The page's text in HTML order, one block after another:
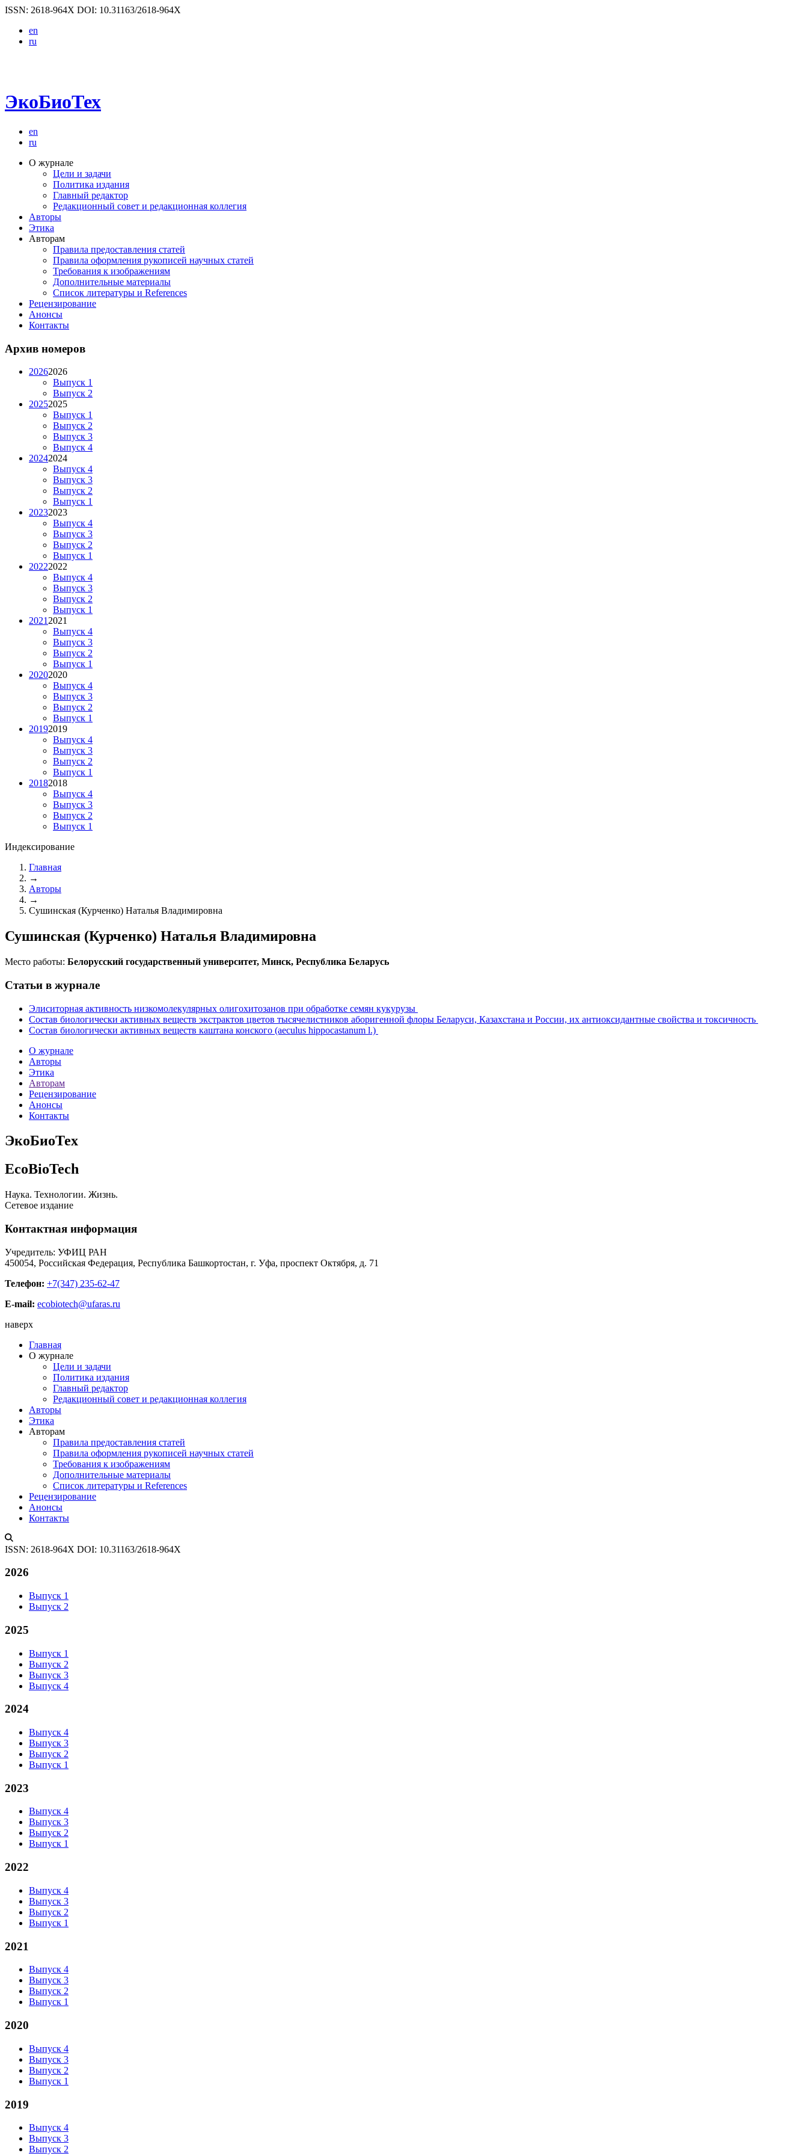
ISSN: 2618-964X DOI: 10.31163/2618-964X
en
ru
ЭкоБиоТех
en
ru
О журнале
Цели и задачи
Политика издания
Главный редактор
Редакционный совет и редакционная коллегия
Авторы
Этика
Авторам
Правила предоставления статей
Правила оформления рукописей научных статей
Требования к изображениям
Дополнительные материалы
Список литературы и References
Рецензирование
Анонсы
Контакты
Архив номеров
20262026
Выпуск 1
Выпуск 2
20252025
Выпуск 1
Выпуск 2
Выпуск 3
Выпуск 4
20242024
Выпуск 4
Выпуск 3
Выпуск 2
Выпуск 1
20232023
Выпуск 4
Выпуск 3
Выпуск 2
Выпуск 1
20222022
Выпуск 4
Выпуск 3
Выпуск 2
Выпуск 1
2021 2021
Выпуск 4
Выпуск 3
Выпуск 2
Выпуск 1
20202020
Выпуск 4
Выпуск 3
Выпуск 2
Выпуск 1
20192019
Выпуск 4
Выпуск 3
Выпуск 2
Выпуск 1
20182018
Выпуск 4
Выпуск 3
Выпуск 2
Выпуск 1
Индексирование
Главная
→
Авторы
→
Сушинская (Курченко) Наталья Владимировна
Сушинская (Курченко) Наталья Владимировна
Место работы: Белорусский государственный университет, Минск, Республика Беларусь
Статьи в журнале
Элиситорная активность низкомолекулярных олигохитозанов при обработке семян кукурузы
Состав биологически активных веществ экстрактов цветов тысячелистников аборигенной флоры Беларуси, Казахстана и России, их антиоксидантные свойства и токсичность
Состав биологически активных веществ каштана конского (aeculus hippocastanum l.)
О журнале
Авторы
Этика
Авторам
Рецензирование
Анонсы
Контакты
ЭкоБиоТех
EcoBioTech
Наука. Технологии. Жизнь.
Сетевое издание
Контактная информация
Учредитель: УФИЦ РАН
450054, Российская Федерация, Республика Башкортостан, г. Уфа, проспект Октября, д. 71
Телефон: +7(347) 235-62-47
E-mail: ecobiotech@ufaras.ru
наверх
Главная
О журнале
Цели и задачи
Политика издания
Главный редактор
Редакционный совет и редакционная коллегия
Авторы
Этика
Авторам
Правила предоставления статей
Правила оформления рукописей научных статей
Требования к изображениям
Дополнительные материалы
Список литературы и References
Рецензирование
Анонсы
Контакты
ISSN: 2618-964X DOI: 10.31163/2618-964X
2026
Выпуск 1
Выпуск 2
2025
Выпуск 1
Выпуск 2
Выпуск 3
Выпуск 4
2024
Выпуск 4
Выпуск 3
Выпуск 2
Выпуск 1
2023
Выпуск 4
Выпуск 3
Выпуск 2
Выпуск 1
2022
Выпуск 4
Выпуск 3
Выпуск 2
Выпуск 1
2021
Выпуск 4
Выпуск 3
Выпуск 2
Выпуск 1
2020
Выпуск 4
Выпуск 3
Выпуск 2
Выпуск 1
2019
Выпуск 4
Выпуск 3
Выпуск 2